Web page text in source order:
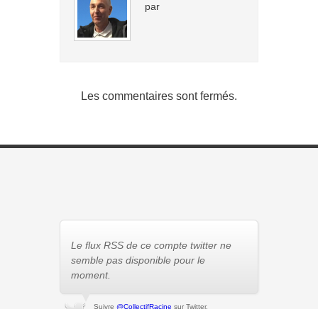
par
Les commentaires sont fermés.
Le flux RSS de ce compte twitter ne
semble pas disponible pour le
moment.
Suivre @CollectifRacine sur Twitter.